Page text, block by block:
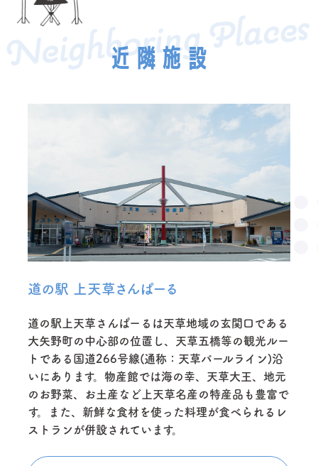
Neighboring Places
近隣施設
道の駅 上天草さんぱーる
道の駅上天草さんぱーるは天草地域の玄関口である
大矢野町の中心部の位置し、天草五橋等の観光ルー
トである国道266号線(通称：天草パールライン)沿
いにあります。物産館では海の幸、天草大王、地元
のお野菜、お土産など上天草名産の特産品も豊富で
す。また、新鮮な食材を使った料理が食べられるレ
ストランが併設されています。